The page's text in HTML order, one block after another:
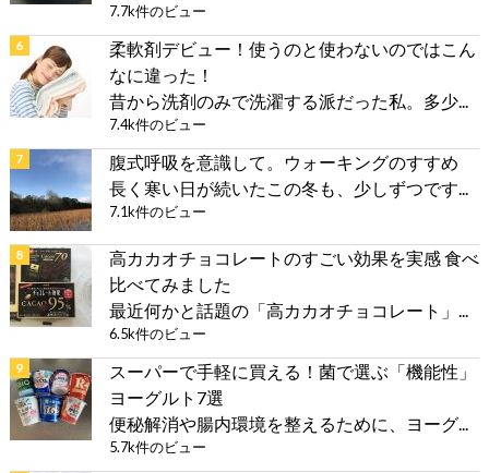
7.7k件のビュー
柔軟剤デビュー！使うのと使わないのではこん
なに違った！
昔から洗剤のみで洗濯する派だった私。多少...
7.4k件のビュー
腹式呼吸を意識して。ウォーキングのすすめ
長く寒い日が続いたこの冬も、少しずつです...
7.1k件のビュー
高カカオチョコレートのすごい効果を実感 食べ
比べてみました
最近何かと話題の「高カカオチョコレート」...
6.5k件のビュー
スーパーで手軽に買える！菌で選ぶ「機能性」
ヨーグルト7選
便秘解消や腸内環境を整えるために、ヨーグ...
5.7k件のビュー